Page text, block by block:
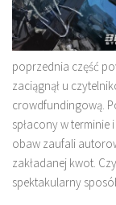
poprzednia część
zaciągnął u
crowdfundingową.
spłacony w
obaw zaufali
zakładanej kwot.
spektakularny